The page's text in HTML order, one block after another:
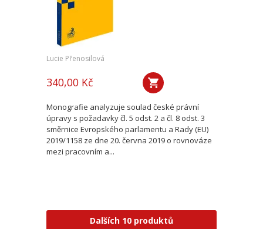
Lucie Přenosilová
340,00 Kč
Monografie analyzuje soulad české právní
úpravy s požadavky čl. 5 odst. 2 a čl. 8 odst. 3
směrnice Evropského parlamentu a Rady (EU)
2019/1158 ze dne 20. června 2019 o rovnováze
mezi pracovním a...
Dalších 10 produktů